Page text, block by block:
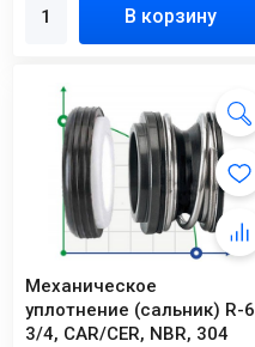
В корзину
Механическое
уплотнение (сальник) R-6
3/4, CAR/CER, NBR, 304